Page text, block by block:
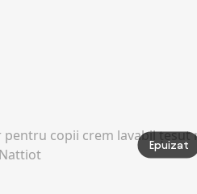
Epuizat